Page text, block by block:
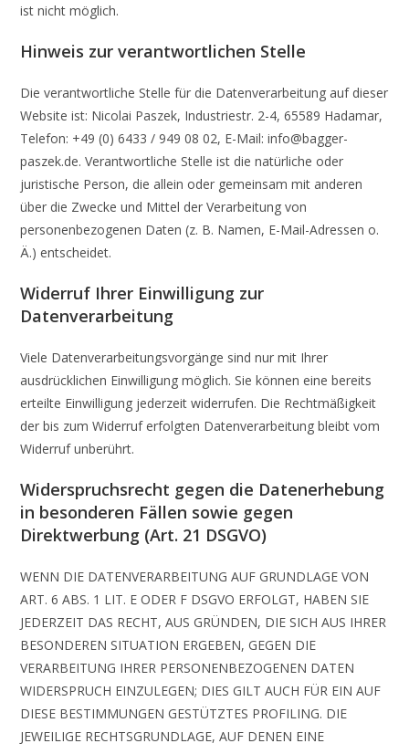
ist nicht möglich.
Hinweis zur verantwortlichen Stelle
Die verantwortliche Stelle für die Datenverarbeitung auf dieser
Website ist: Nicolai Paszek, Industriestr. 2-4, 65589 Hadamar,
Telefon: +49 (0) 6433 / 949 08 02, E-Mail: info@bagger-
paszek.de. Verantwortliche Stelle ist die natürliche oder
juristische Person, die allein oder gemeinsam mit anderen
über die Zwecke und Mittel der Verarbeitung von
personenbezogenen Daten (z. B. Namen, E-Mail-Adressen o.
Ä.) entscheidet.
Widerruf Ihrer Einwilligung zur
Datenverarbeitung
Viele Datenverarbeitungsvorgänge sind nur mit Ihrer
ausdrücklichen Einwilligung möglich. Sie können eine bereits
erteilte Einwilligung jederzeit widerrufen. Die Rechtmäßigkeit
der bis zum Widerruf erfolgten Datenverarbeitung bleibt vom
Widerruf unberührt.
Widerspruchsrecht gegen die Datenerhebung
in besonderen Fällen sowie gegen
Direktwerbung (Art. 21 DSGVO)
WENN DIE DATENVERARBEITUNG AUF GRUNDLAGE VON
ART. 6 ABS. 1 LIT. E ODER F DSGVO ERFOLGT, HABEN SIE
JEDERZEIT DAS RECHT, AUS GRÜNDEN, DIE SICH AUS IHRER
BESONDEREN SITUATION ERGEBEN, GEGEN DIE
VERARBEITUNG IHRER PERSONENBEZOGENEN DATEN
WIDERSPRUCH EINZULEGEN; DIES GILT AUCH FÜR EIN AUF
DIESE BESTIMMUNGEN GESTÜTZTES PROFILING. DIE
JEWEILIGE RECHTSGRUNDLAGE, AUF DENEN EINE